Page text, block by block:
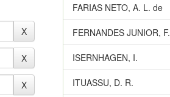
FARIAS NETO, A. L. de
FERNANDES JUNIOR, F.
ISERNHAGEN, I.
ITUASSU, D. R.